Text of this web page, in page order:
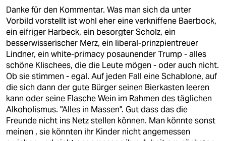
Danke für den Kommentar. Was man sich da unter
Vorbild vorstellt ist wohl eher eine verkniffene Baerbock,
ein eifriger Harbeck, ein besorgter Scholz, ein
besserwisserischer Merz, ein liberal-prinzpientreuer
Lindner, ein white-primacy posaunender Trump - alles
schöne Klischees, die die Leute mögen - oder auch nicht.
Ob sie stimmen - egal. Auf jeden Fall eine Schablone, auf
die sich dann der gute Bürger seinen Bierkasten leeren
kann oder seine Flasche Wein im Rahmen des täglichen
Alkoholismus. "Alles in Massen". Gut dass das die
Freunde nicht ins Netz stellen können. Man könnte sonst
meinen , sie könnten ihr Kinder nicht angemessen